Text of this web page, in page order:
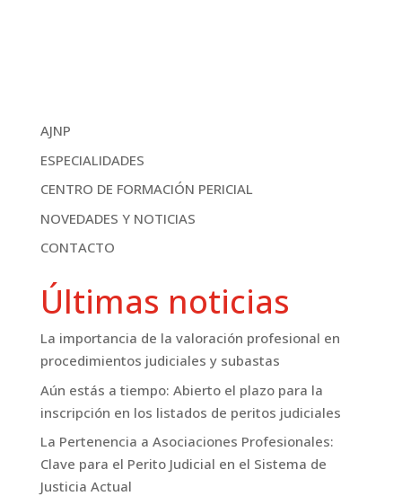
AJNP
ESPECIALIDADES
CENTRO DE FORMACIÓN PERICIAL
NOVEDADES Y NOTICIAS
CONTACTO
Últimas noticias
La importancia de la valoración profesional en
procedimientos judiciales y subastas
Aún estás a tiempo: Abierto el plazo para la
inscripción en los listados de peritos judiciales
La Pertenencia a Asociaciones Profesionales:
Clave para el Perito Judicial en el Sistema de
Justicia Actual